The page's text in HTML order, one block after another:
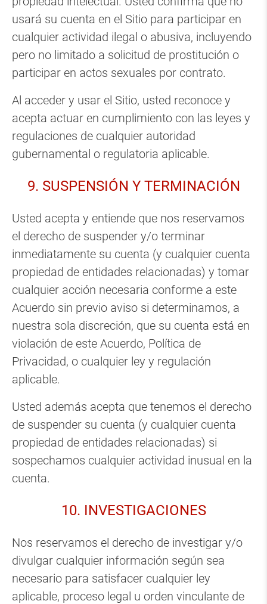
usará su cuenta en el Sitio para participar en
cualquier actividad ilegal o abusiva, incluyendo
pero no limitado a solicitud de prostitución o
participar en actos sexuales por contrato.
Al acceder y usar el Sitio, usted reconoce y
acepta actuar en cumplimiento con las leyes y
regulaciones de cualquier autoridad
gubernamental o regulatoria aplicable.
9. SUSPENSIÓN Y TERMINACIÓN
Usted acepta y entiende que nos reservamos
el derecho de suspender y/o terminar
inmediatamente su cuenta (y cualquier cuenta
propiedad de entidades relacionadas) y tomar
cualquier acción necesaria conforme a este
Acuerdo sin previo aviso si determinamos, a
nuestra sola discreción, que su cuenta está en
violación de este Acuerdo, Política de
Privacidad, o cualquier ley y regulación
aplicable.
Usted además acepta que tenemos el derecho
de suspender su cuenta (y cualquier cuenta
propiedad de entidades relacionadas) si
sospechamos cualquier actividad inusual en la
cuenta.
10. INVESTIGACIONES
Nos reservamos el derecho de investigar y/o
divulgar cualquier información según sea
necesario para satisfacer cualquier ley
aplicable, proceso legal u orden vinculante de